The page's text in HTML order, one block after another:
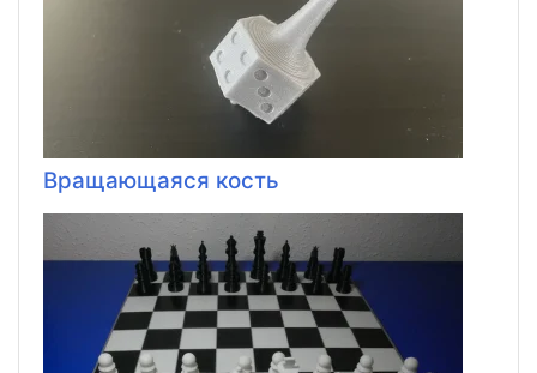
Вращающаяся кость